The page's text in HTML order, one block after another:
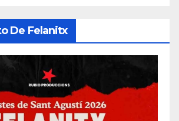
De Felanitx